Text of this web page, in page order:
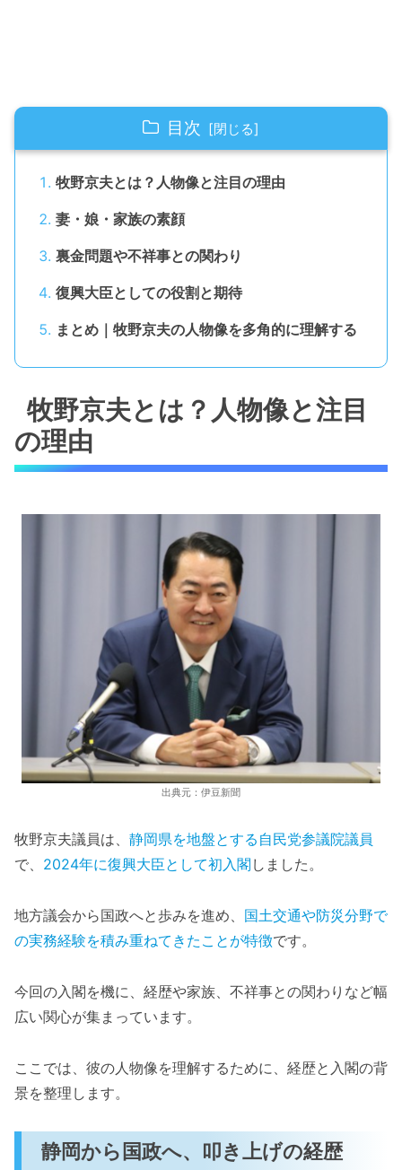
目次
牧野京夫とは？人物像と注目の理由
妻・娘・家族の素顔
裏金問題や不祥事との関わり
復興大臣としての役割と期待
まとめ｜牧野京夫の人物像を多角的に理解する
牧野京夫とは？人物像と注目
の理由
出典元：伊豆新聞
牧野京夫議員は、 静岡県を地盤とする自民党参議院議員
で、 2024年に復興大臣として初入閣 しました。
地方議会から国政へと歩みを進め、 国土交通や防災分野で
の実務経験を積み重ねてきたことが特徴です。
今回の入閣を機に、経歴や家族、不祥事との関わりなど幅
広い関心が集まっています。
ここでは、彼の人物像を理解するために、経歴と入閣の背
景を整理します。
静岡から国政へ、叩き上げの経歴